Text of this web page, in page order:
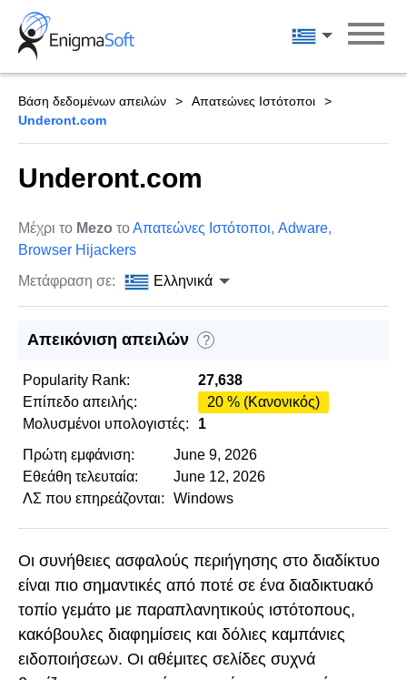
Skip
content
Ελληνικά
Βάση δεδομένων απειλών
Απατεώνες Ιστότοποι
Underont.com
Underont.com
Μέχρι το Mezo τοΑπατεώνες Ιστότοποι, Adware,
Browser Hijackers
Μετάφραση σε:
Ελληνικά
Απεικόνιση απειλών ?
Popularity Rank:
27,638
Επίπεδο απειλής:
20 % (Κανονικός)
Μολυσμένοι υπολογιστές:
1
Πρώτη εμφάνιση:
June 9, 2026
Εθεάθη τελευταία:
June 12, 2026
ΛΣ που επηρεάζονται:
Windows
Οι συνήθειες ασφαλούς περιήγησης στο διαδίκτυο
είναι πιο σημαντικές από ποτέ σε ένα διαδικτυακό
τοπίο γεμάτο με παραπλανητικούς ιστότοπους,
κακόβουλες διαφημίσεις και δόλιες καμπάνιες
ειδοποιήσεων. Οι αθέμιτες σελίδες συχνά